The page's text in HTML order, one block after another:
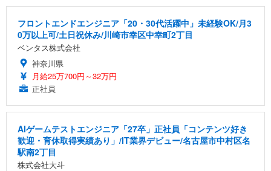
フロントエンドエンジニア「20・30代活躍中」未経験OK/月3
0万以上可/土日祝休み/川崎市幸区中幸町2丁目
ベンタス株式会社
神奈川県
月給25万700円～32万円
正社員
AIゲームテストエンジニア「27卒」正社員「コンテンツ好き
歓迎・育休取得実績あり」/IT業界デビュー/名古屋市中村区名
駅南2丁目
株式会社大斗